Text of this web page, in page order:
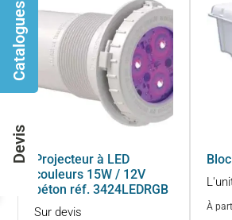
Catalogues
Devis
Projecteur à LED
couleurs 15W / 12V
béton réf. 3424LEDRGB
Sur devis À